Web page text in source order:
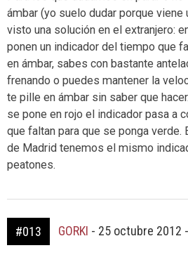
ámbar (yo suelo dudar porque viene
visto una solución en el extranjero:
ponen un indicador del tiempo que
en ámbar, sabes con bastante
frenando o puedes mantener la
te pille en ámbar sin saber que
se pone en rojo el indicador pasa a
que faltan para que se ponga verde.
de Madrid tenemos el mismo
peatones.
#013 GORKI - 25 octubre 2012